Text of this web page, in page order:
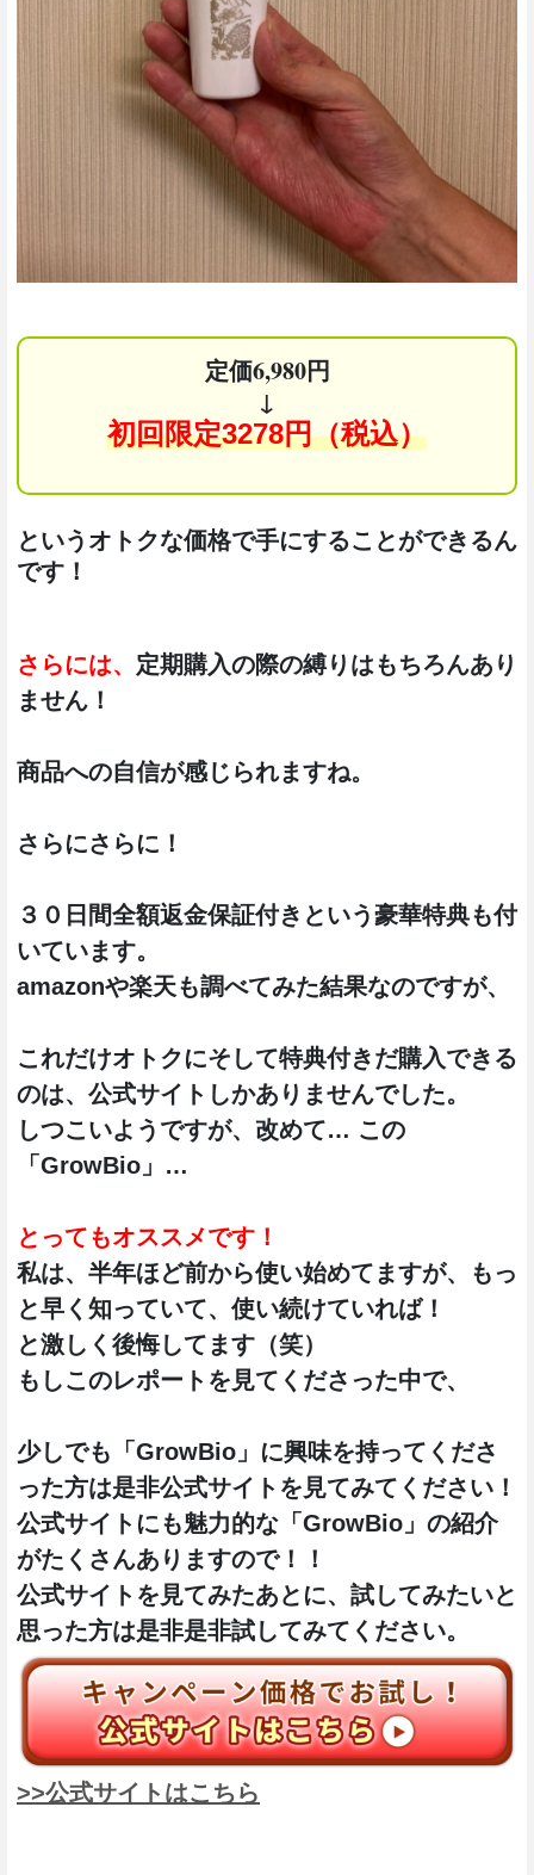
定価6,980円
↓
初回限定3278円（税込）
というオトクな価格で手にすることができるん
です！
さらには、 定期購入の際の縛りはもちろんあり
ません！
商品への自信が感じられますね。
さらにさらに！
３０日間全額返金保証付きという豪華特典も付
いています。
amazonや楽天も調べてみた結果なのですが、
これだけオトクにそして特典付きだ購入できる
のは、公式サイトしかありませんでした。
しつこいようですが、改めて… この
「GrowBio」…
とってもオススメです！
私は、半年ほど前から使い始めてますが、もっ
と早く知っていて、使い続けていれば！
と激しく後悔してます（笑）
もしこのレポートを見てくださった中で、
少しでも「GrowBio」に興味を持ってくださ
った方は是非公式サイトを見てみてください！
公式サイトにも魅力的な「GrowBio」の紹介
がたくさんありますので！！
公式サイトを見てみたあとに、試してみたいと
思った方は是非是非試してみてください。
>>公式サイトはこちら